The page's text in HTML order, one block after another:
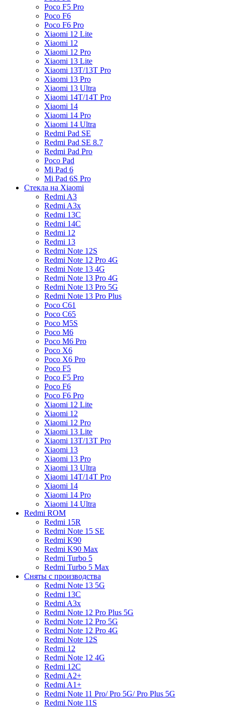
Poco F5 Pro
Poco F6
Poco F6 Pro
Xiaomi 12 Lite
Xiaomi 12
Xiaomi 12 Pro
Xiaomi 13 Lite
Xiaomi 13T/13T Pro
Xiaomi 13 Pro
Xiaomi 13 Ultra
Xiaomi 14T/14T Pro
Xiaomi 14
Xiaomi 14 Pro
Xiaomi 14 Ultra
Redmi Pad SE
Redmi Pad SE 8.7
Redmi Pad Pro
Poco Pad
Mi Pad 6
Mi Pad 6S Pro
Стекла на Xiaomi
Redmi A3
Redmi A3x
Redmi 13C
Redmi 14C
Redmi 12
Redmi 13
Redmi Note 12S
Redmi Note 12 Pro 4G
Redmi Note 13 4G
Redmi Note 13 Pro 4G
Redmi Note 13 Pro 5G
Redmi Note 13 Pro Plus
Poco C61
Poco C65
Poco M5S
Poco M6
Poco M6 Pro
Poco X6
Poco X6 Pro
Poco F5
Poco F5 Pro
Poco F6
Poco F6 Pro
Xiaomi 12 Lite
Xiaomi 12
Xiaomi 12 Pro
Xiaomi 13 Lite
Xiaomi 13T/13T Pro
Xiaomi 13
Xiaomi 13 Pro
Xiaomi 13 Ultra
Xiaomi 14T/14T Pro
Xiaomi 14
Xiaomi 14 Pro
Xiaomi 14 Ultra
Redmi ROM
Redmi 15R
Redmi Note 15 SE
Redmi K90
Redmi K90 Max
Redmi Turbo 5
Redmi Turbo 5 Max
Сняты с производства
Redmi Note 13 5G
Redmi 13C
Redmi A3x
Redmi Note 12 Pro Plus 5G
Redmi Note 12 Pro 5G
Redmi Note 12 Pro 4G
Redmi Note 12S
Redmi 12
Redmi Note 12 4G
Redmi 12C
Redmi A2+
Redmi A1+
Redmi Note 11 Pro/ Pro 5G/ Pro Plus 5G
Redmi Note 11S